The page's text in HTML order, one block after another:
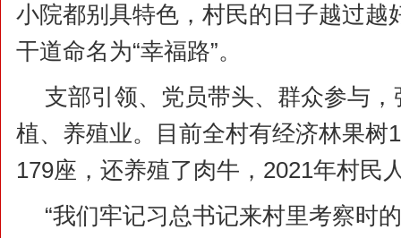
小院都别具特色，村民的日子越过越
干道命名为“幸福路”。
支部引领、党员带头、群众参与
植、养殖业。目前全村有经济林果树
179座，还养殖了肉牛，2021年村民
“我们牢记习总书记来村里考察时